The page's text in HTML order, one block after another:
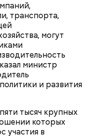
транспорта,
могут
министр
и развития
тысяч крупных
которых
участия в
проекта
поддержку за три
при этом
к нему уже в
Пуртова